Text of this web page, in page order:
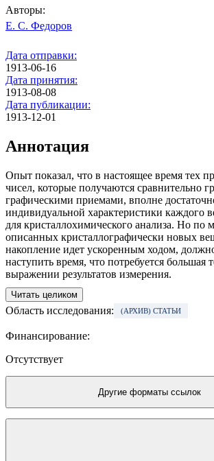
Авторы:
Е. С. Федоров
Дата отправки:
1913-06-16
Дата принятия:
1913-08-08
Дата публикации:
1913-12-01
Аннотация
Опыт показал, что в настоящее время тех
чисел, которые получаются сравнительно
графическими приемами, вполне
индивидуальной характеристики каждого
для кристаллохимического анализа. Но по
описанных кристаллографически новых
накопление идет ускоренным ходом,
наступить время, что потребуется большая
выражении результатов измерения.
Читать целиком
Область исследования: (АРХИВ) СТАТЬИ
Финансирование:
Отсутствует
Другие форматы ссылок